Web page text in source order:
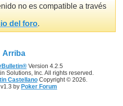
no es compatible a través
del foro.
Arriba
Version 4.2.5
Solutions, Inc. All rights reserved.
CastellanoCopyright © 2026.
by Poker Forum